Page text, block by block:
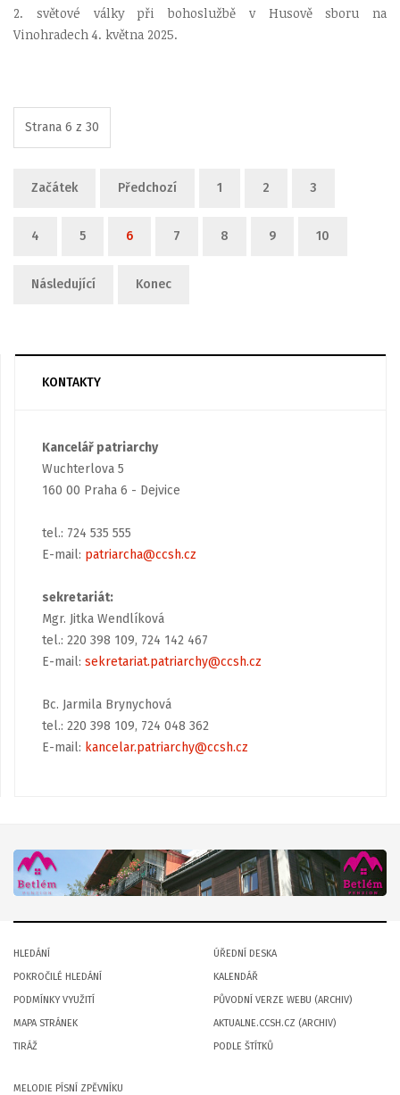
2. světové války při bohoslužbě v Husově sboru na
Vinohradech 4. května 2025.
Strana 6 z 30
Začátek Předchozí 1 2 3
4 5 6 7 8 9 10
Následující Konec
KONTAKTY
Kancelář patriarchy
Wuchterlova 5
160 00 Praha 6 - Dejvice
tel.: 724 535 555
E-mail: patriarcha@ccsh.cz
sekretariát:
Mgr. Jitka Wendlíková
tel.: 220 398 109, 724 142 467
E-mail: sekretariat.patriarchy@ccsh.cz
Bc. Jarmila Brynychová
tel.: 220 398 109, 724 048 362
E-mail: kancelar.patriarchy@ccsh.cz
HLEDÁNÍ
POKROČILÉ HLEDÁNÍ
PODMÍNKY VYUŽITÍ
MAPA STRÁNEK
TIRÁŽ
ÚŘEDNÍ DESKA
KALENDÁŘ
PŮVODNÍ VERZE WEBU (ARCHIV)
AKTUALNE.CCSH.CZ (ARCHIV)
PODLE ŠTÍTKŮ
MELODIE PÍSNÍ ZPĚVNÍKU